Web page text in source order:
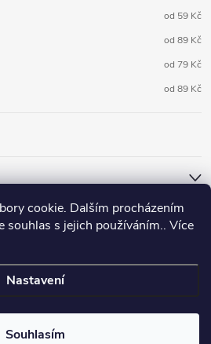
cookie. Dalším procházením
souhlas s jejich používáním.. Více
Nastavení
Souhlasím
od 59 Kč
od 89 Kč
od 79 Kč
od 89 Kč
cookies